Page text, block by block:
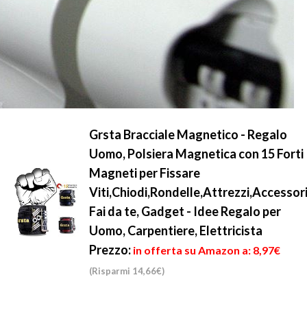
Grsta Bracciale Magnetico - Regalo
Uomo, Polsiera Magnetica con 15 Forti
Magneti per Fissare
Viti,Chiodi,Rondelle,Attrezzi,Accessori
Fai da te, Gadget - Idee Regalo per
Uomo, Carpentiere, Elettricista
Prezzo: in offerta su Amazon a: 8,97€
(Risparmi 14,66€)